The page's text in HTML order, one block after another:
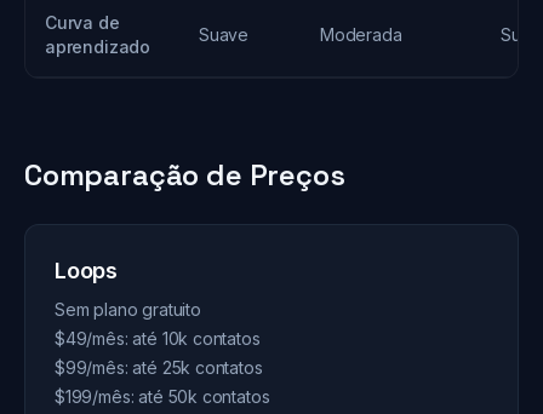
Curva de
aprendizado
Suave Moderada
Comparação de Preços
Loops
Sem plano gratuito
$49/mês: até 10k contatos
$99/mês: até 25k contatos
$199/mês: até 50k contatos